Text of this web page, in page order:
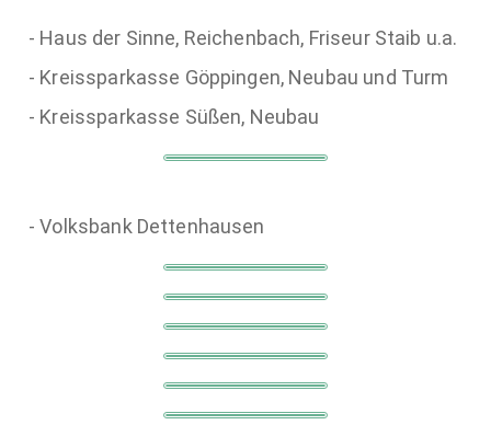
- Haus der Sinne, Reichenbach, Friseur Staib u.a.
- Kreissparkasse Göppingen, Neubau und Turm
- Kreissparkasse Süßen, Neubau
- Volksbank Dettenhausen